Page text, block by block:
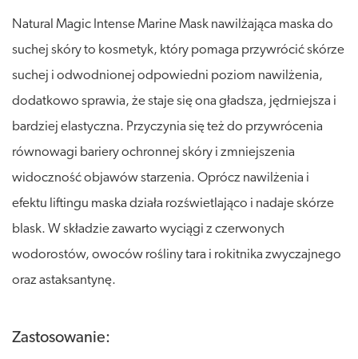
Natural Magic Intense Marine Mask nawilżająca maska do
suchej skóry to kosmetyk, który pomaga przywrócić skórze
suchej i odwodnionej odpowiedni poziom nawilżenia,
dodatkowo sprawia, że staje się ona gładsza, jędrniejsza i
bardziej elastyczna. Przyczynia się też do przywrócenia
równowagi bariery ochronnej skóry i zmniejszenia
widoczność objawów starzenia. Oprócz nawilżenia i
efektu liftingu maska działa rozświetlająco i nadaje skórze
blask. W składzie zawarto wyciągi z czerwonych
wodorostów, owoców rośliny tara i rokitnika zwyczajnego
oraz astaksantynę.
Zastosowanie: